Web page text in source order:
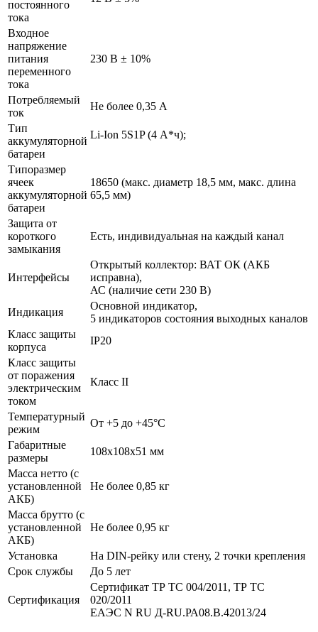
постоянного
тока
Входное
напряжение
питания
переменного
тока
230 В ± 10%
Потребляемый
ток
Не более 0,35 А
Тип
аккумуляторной
батареи
Li-Ion 5S1P (4 А*ч);
Типоразмер
ячеек
аккумуляторной
батареи
18650 (макс. диаметр 18,5 мм, макс. длина
65,5 мм)
Защита от
короткого
замыкания
Есть, индивидуальная на каждый канал
Интерфейсы
Открытый коллектор: ВАТ ОК (АКБ
исправна),
АС (наличие сети 230 В)
Индикация
Основной индикатор,
5 индикаторов состояния выходных каналов
Класс защиты
корпуса
IP20
Класс защиты
от поражения
электрическим
током
Класс II
Температурный
режим
От +5 до +45°С
Габаритные
размеры
108x108x51 мм
Масса нетто (с
установленной
АКБ)
Не более 0,85 кг
Масса брутто (с
установленной
АКБ)
Не более 0,95 кг
Установка
На DIN-рейку или стену, 2 точки крепления
Срок службы
До 5 лет
Сертификация
Сертификат ТР ТС 004/2011, ТР ТС
020/2011
ЕАЭС N RU Д-RU.РА08.B.42013/24